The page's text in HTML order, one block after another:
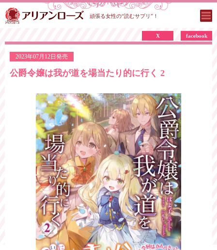
頑張る女性の“読むサプリ”！
2023年07月12日発売
X facebook
公爵令嬢は我が道を場当たり的に行く 2